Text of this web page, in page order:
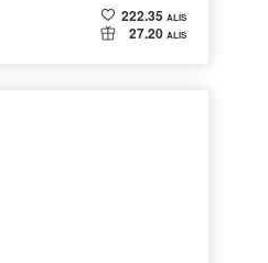
222.35 ALIS
27.20 ALIS